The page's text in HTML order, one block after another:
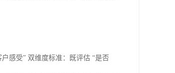
感受” 双维度标准：既评估 “是否